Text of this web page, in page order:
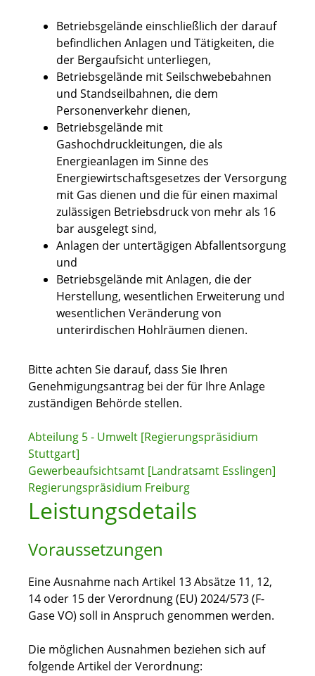
Betriebsgelände einschließlich der darauf
befindlichen Anlagen und Tätigkeiten, die
der Bergaufsicht unterliegen,
Betriebsgelände mit Seilschwebebahnen
und Standseilbahnen, die dem
Personenverkehr dienen,
Betriebsgelände mit
Gashochdruckleitungen, die als
Energieanlagen im Sinne des
Energiewirtschaftsgesetzes der Versorgung
mit Gas dienen und die für einen maximal
zulässigen Betriebsdruck von mehr als 16
bar ausgelegt sind,
Anlagen der untertägigen Abfallentsorgung
und
Betriebsgelände mit Anlagen, die der
Herstellung, wesentlichen Erweiterung und
wesentlichen Veränderung von
unterirdischen Hohlräumen dienen.
Bitte achten Sie darauf, dass Sie Ihren
Genehmigungsantrag bei der für Ihre Anlage
zuständigen Behörde stellen.
Abteilung 5 - Umwelt [Regierungspräsidium
Stuttgart]
Gewerbeaufsichtsamt [Landratsamt Esslingen]
Regierungspräsidium Freiburg
Leistungsdetails
Voraussetzungen
Eine Ausnahme nach Artikel 13 Absätze 11, 12,
14 oder 15 der Verordnung (EU) 2024/573 (F-
Gase VO) soll in Anspruch genommen werden.
Die möglichen Ausnahmen beziehen sich auf
folgende Artikel der Verordnung: